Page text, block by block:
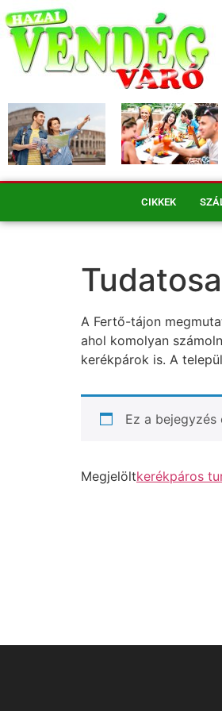
CIKKEK
A Fertő-tájon
ahol komolyan
kerékpárok is. A
Ez a
Megjelöltkerékpáros